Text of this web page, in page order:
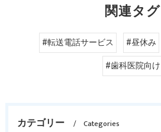
関連タグ
#転送電話サービス #昼休み
#歯科医院向け
カテゴリー
Categories